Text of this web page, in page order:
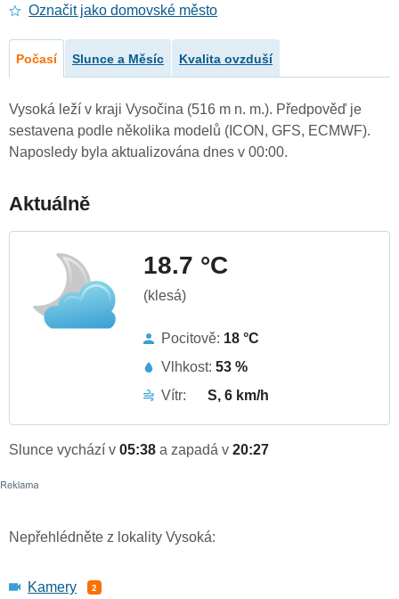
Označit jako domovské město
Počasí Slunce a Měsíc Kvalita ovzduší
Vysoká leží v kraji Vysočina (516 m n. m.). Předpověď je
sestavena podle několika modelů (ICON, GFS, ECMWF).
Naposledy byla aktualizována dnes v 00:00.
Aktuálně
18.7 °C
(klesá)
Pocitově: 18 °C
Vlhkost: 53 %
Vítr:
S, 6 km/h
Slunce vychází v 05:38 a zapadá v 20:27
Nepřehlédněte z lokality Vysoká:
Kamery 2